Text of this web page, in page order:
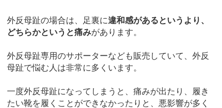
外反母趾の場合は、足裏に違和感があるというより、
どちらかというと痛みがあります。
外反母趾専用のサポーターなども販売していて、外反
母趾で悩む人は非常に多くいます。
一度外反母趾になってしまうと、痛みが出たり、履き
たい靴を履くことができなかったりと、悪影響が多く